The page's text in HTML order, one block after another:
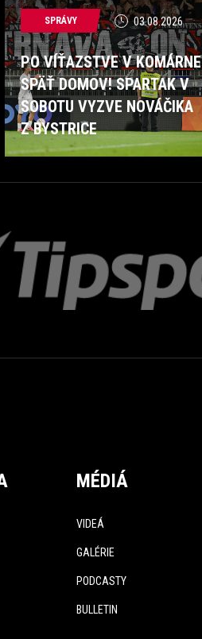
SPRÁVY 03.08.2026
PO VÍŤAZSTVE V KOMÁRNE
SPÄŤ DOMOV! SPARTAK V
SOBOTU VYZVE NOVÁČIKA
Z BYSTRICE
MÉDIÁ
VIDEÁ
GALÉRIE
PODCASTY
BULLETIN